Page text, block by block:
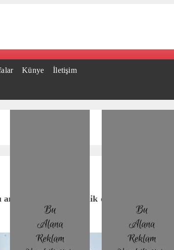
Künye İletişim
hastalığa yenik düştü. 58